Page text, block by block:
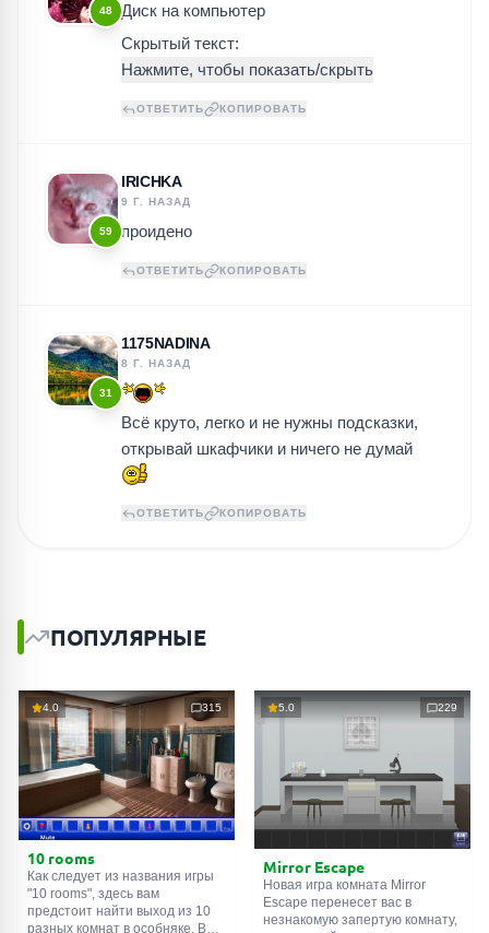
48
Диск на компьютер
Скрытый текст:
ОТВЕТИТЬ КОПИРОВАТЬ
59
IRICHKA
9 Г. НАЗАД
проидено
ОТВЕТИТЬ КОПИРОВАТЬ
31
1175NADINA
8 Г. НАЗАД
Всё круто, легко и не нужны подсказки,
открывай шкафчики и ничего не думай
ОТВЕТИТЬ КОПИРОВАТЬ
ПОПУЛЯРНЫЕ
4.0 315
10 rooms
Как следует из названия игры
"10 rooms", здесь вам
предстоит найти выход из 10
разных комнат в особняке. В
5.0 229
Mirror Escape
Новая игра комната Mirror
Escape перенесет вас в
незнакомую запертую комнату,